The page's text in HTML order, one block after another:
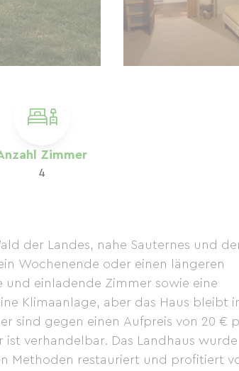
Zimmer
4
der Landes, nahe Sauternes und
Wochenende oder einen längeren
einladende Zimmer sowie eine
Klimaanlage, aber das Haus bleibt
sind gegen einen Aufpreis von 20 €
verhandelbar. Das Landhaus wurde
Methoden restauriert und profitiert